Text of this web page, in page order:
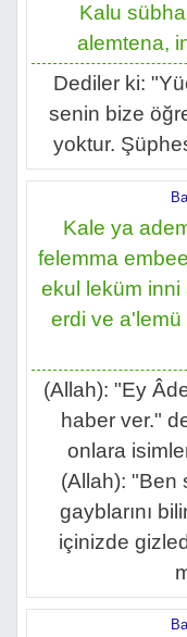
Kalu
alemtena,
Dediler ki:
senin bize
yoktur.
Kale ya
felemma
ekul leküm
erdi ve
(Allah): "Ey
haber ver."
onlara
(Allah): "Ben
gayblarını
içinizde